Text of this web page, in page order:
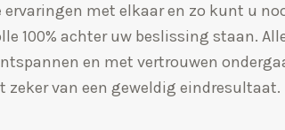
met elkaar en zo kunt u
100% achter uw beslissing staan.
en met vertrouwen
van een geweldig eindresultaat.